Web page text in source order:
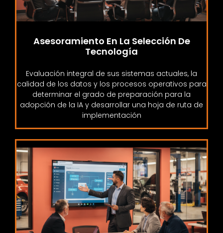
Asesoramiento En La Selección De
Tecnología
Evaluación integral de sus sistemas actuales, la
calidad de los datos y los procesos operativos para
determinar el grado de preparación para la
adopción de la IA y desarrollar una hoja de ruta de
implementación